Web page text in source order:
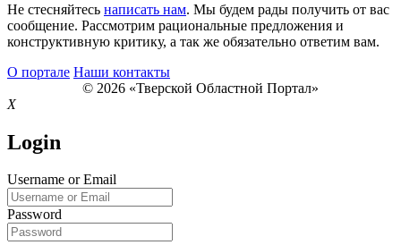
Не стесняйтесь написать нам. Мы будем рады получить от вас
сообщение. Рассмотрим рациональные предложения и
конструктивную критику, а так же обязательно ответим вам.
О портале Наши контакты
© 2026 «Тверской Областной Портал»
X
Login
Username or Email
Password